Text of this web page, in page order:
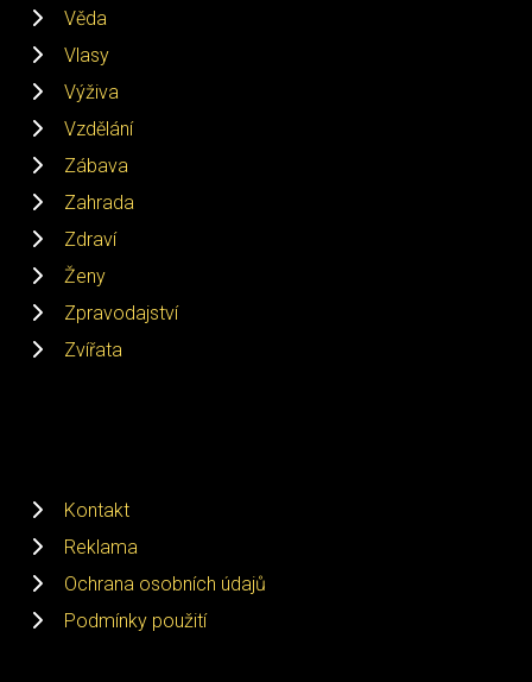
Věda
Vlasy
Výživa
Vzdělání
Zábava
Zahrada
Zdraví
Ženy
Zpravodajství
Zvířata
Kontakt
Reklama
Ochrana osobních údajů
Podmínky použití